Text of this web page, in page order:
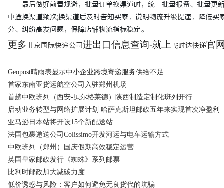
最后做好前置规避，批量订单换渠道时，统一批量报备、批量更
中途换渠道频次;换渠道后及时告知买家，说明物流升级提速，降低
分、纠纷高发问题，保障店铺物流指标稳定。
更多北京国际快递公司进出口信息查询-就上飞时达快递官
Geopost晴雨表显示中小企业跨境寄递服务供给不足
首家东南亚货运航空公司入驻郑州机场
首趟中欧班列（西安-贝尔格莱德）陕西制造定制化班列开行
启动业务转型与网络扩展计划 哈萨克斯坦邮政五年来实现首次净盈利
亚马逊日本站将开设15个新配送站
法国包裹递送公司Colissimo开发河运与电车运输方式
中欧班列（郑州）国庆假期高效稳定运营
英国皇家邮政发行《蜘蛛》系列邮票
比利时邮政加大减碳力度
低价诱惑与风险：客户如何避免无良货代的坑骗